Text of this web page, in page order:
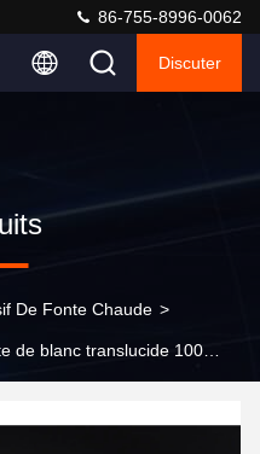
86-755-8996-0062
Discuter
De Fonte Chaude >
de blanc translucide 100